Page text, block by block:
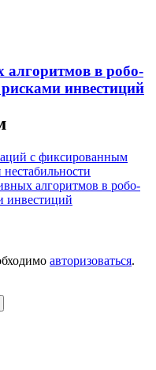
алгоритмов в робо-
инвестиций
с фиксированным
алгоритмов в робо-
инвестиций
авторизоваться.